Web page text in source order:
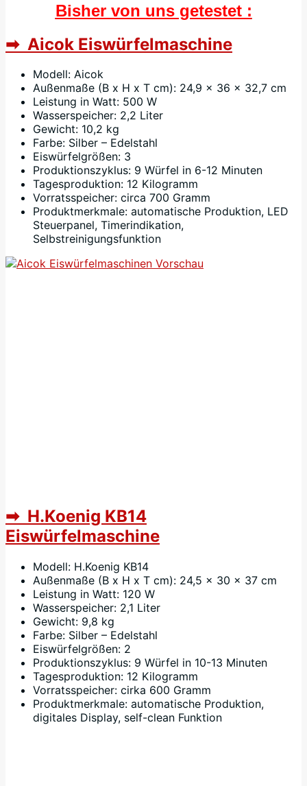
Bisher von uns getestet :
➡ Aicok Eiswürfelmaschine
Modell: Aicok
Außenmaße (B x H x T cm): 24,9 x 36 x 32,7 cm
Leistung in Watt: 500 W
Wasserspeicher: 2,2 Liter
Gewicht: 10,2 kg
Farbe: Silber – Edelstahl
Eiswürfelgrößen: 3
Produktionszyklus: 9 Würfel in 6-12 Minuten
Tagesproduktion: 12 Kilogramm
Vorratsspeicher: circa 700 Gramm
Produktmerkmale: automatische Produktion, LED
Steuerpanel, Timerindikation,
Selbstreinigungsfunktion
➡ H.Koenig KB14
Eiswürfelmaschine
Modell: H.Koenig KB14
Außenmaße (B x H x T cm): 24,5 x 30 x 37 cm
Leistung in Watt: 120 W
Wasserspeicher: 2,1 Liter
Gewicht: 9,8 kg
Farbe: Silber – Edelstahl
Eiswürfelgrößen: 2
Produktionszyklus: 9 Würfel in 10-13 Minuten
Tagesproduktion: 12 Kilogramm
Vorratsspeicher: cirka 600 Gramm
Produktmerkmale: automatische Produktion,
digitales Display, self-clean Funktion